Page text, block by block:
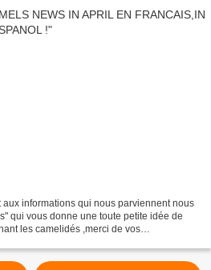
informations qui nous parviennent nous
qui vous donne une toute petite idée de
les camelidés ,merci de vos